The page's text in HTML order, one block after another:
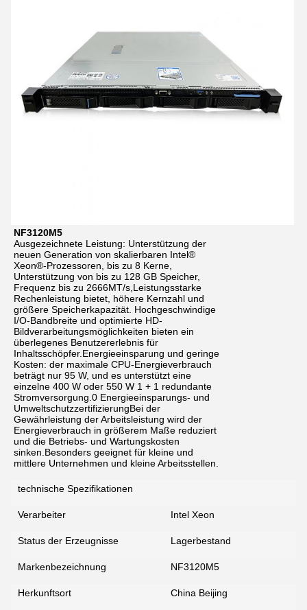
NF3120M5
Ausgezeichnete Leistung: Unterstützung der
neuen Generation von skalierbaren Intel®
Xeon®-Prozessoren, bis zu 8 Kerne,
Unterstützung von bis zu 128 GB Speicher,
Frequenz bis zu 2666MT/s,Leistungsstarke
Rechenleistung bietet, höhere Kernzahl und
größere Speicherkapazität. Hochgeschwindige
I/O-Bandbreite und optimierte HD-
Bildverarbeitungsmöglichkeiten bieten ein
überlegenes Benutzererlebnis für
Inhaltsschöpfer.Energieeinsparung und geringe
Kosten: der maximale CPU-Energieverbrauch
beträgt nur 95 W, und es unterstützt eine
einzelne 400 W oder 550 W 1 + 1 redundante
Stromversorgung.0 Energieeinsparungs- und
UmweltschutzzertifizierungBei der
Gewährleistung der Arbeitsleistung wird der
Energieverbrauch in größerem Maße reduziert
und die Betriebs- und Wartungskosten
sinken.Besonders geeignet für kleine und
mittlere Unternehmen und kleine Arbeitsstellen.
technische Spezifikationen
Verarbeiter Intel Xeon
Status der Erzeugnisse Lagerbestand
Markenbezeichnung NF3120M5
Herkunftsort China Beijing